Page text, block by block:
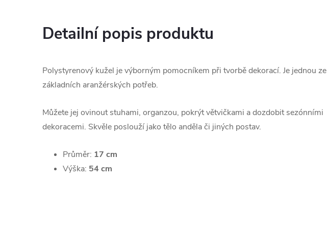
Detailní popis produktu
Polystyrenový kužel je výborným pomocníkem při tvorbě dekorací. Je jednou ze
základních aranžérských potřeb.
Můžete jej ovinout stuhami, organzou, pokrýt větvičkami a dozdobit sezónními
dekoracemi. Skvěle poslouží jako tělo anděla či jiných postav.
Průměr: 17 cm
Výška: 54 cm